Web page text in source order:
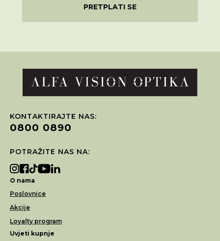
PRETPLATI SE
KONTAKTIRAJTE NAS:
0800 0890
POTRAŽITE NAS NA:
O nama
Poslovnice
Akcije
Loyalty program
Uvjeti kupnje